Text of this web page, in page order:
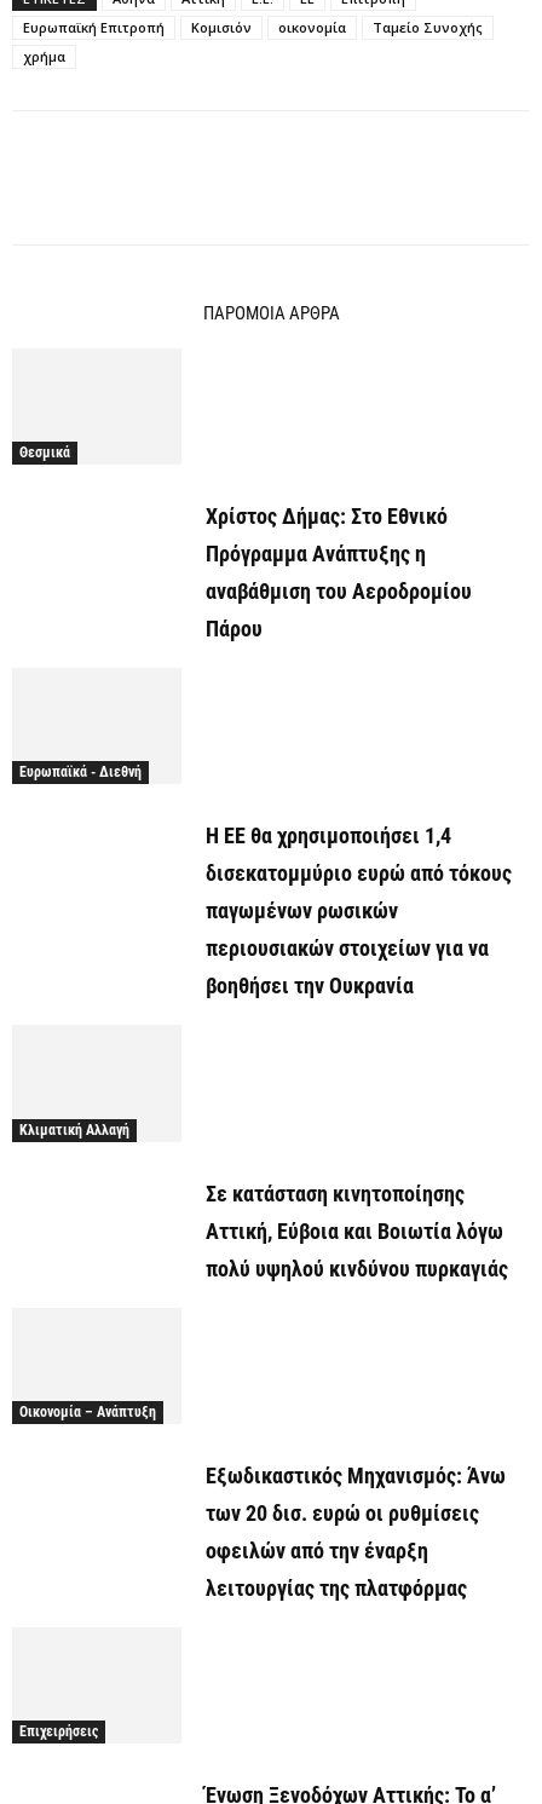
Ευρωπαϊκή Επιτροπή
Κομισιόν οικονομία
Ταμείο Συνοχής
χρήμα
ΠΑΡΟΜΟΙΑ ΑΡΘΡΑ
Θεσμικά
Χρίστος Δήμας: Στο Εθνικό
Πρόγραμμα Ανάπτυξης η
αναβάθμιση του Αεροδρομίου
Πάρου
Ευρωπαϊκά - Διεθνή
Η ΕΕ θα χρησιμοποιήσει 1,4
δισεκατομμύριο ευρώ από τόκους
παγωμένων ρωσικών
περιουσιακών στοιχείων για να
βοηθήσει την Ουκρανία
Κλιματική Αλλαγή
Σε κατάσταση κινητοποίησης
Αττική, Εύβοια και Βοιωτία λόγω
πολύ υψηλού κινδύνου πυρκαγιάς
Οικονομία – Ανάπτυξη
Εξωδικαστικός Μηχανισμός: Άνω
των 20 δισ. ευρώ οι ρυθμίσεις
οφειλών από την έναρξη
λειτουργίας της πλατφόρμας
Επιχειρήσεις
Ένωση Ξενοδόχων Αττικής: Το α’